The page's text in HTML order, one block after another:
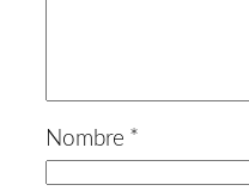
Nombre *